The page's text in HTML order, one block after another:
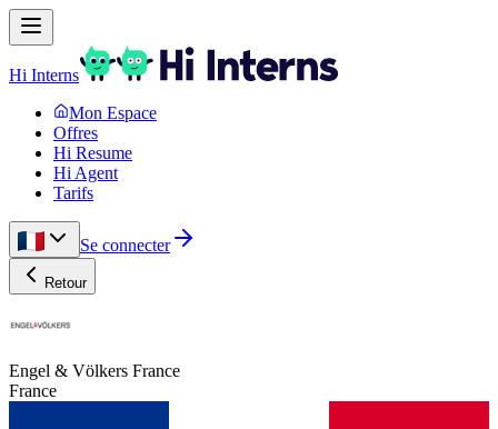
Hi Interns
Mon Espace
Offres
Hi Resume
Hi Agent
Tarifs
Se connecter
Retour
Engel & Völkers France
France